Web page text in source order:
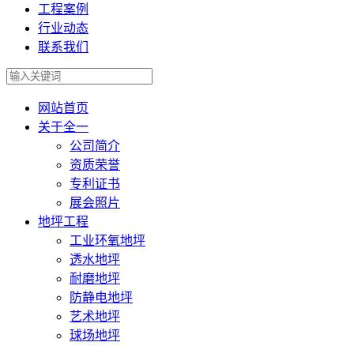
工程案例
行业动态
联系我们
网站首页
关于全一
公司简介
资质荣誉
专利证书
展会照片
地坪工程
工业环氧地坪
透水地坪
耐磨地坪
防静电地坪
艺术地坪
球场地坪